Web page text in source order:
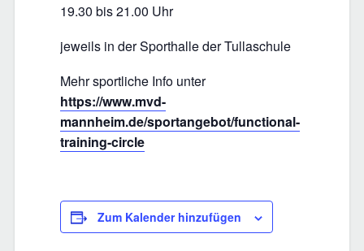
19.30 bis 21.00 Uhr
jeweils in der Sporthalle der Tullaschule
Mehr sportliche Info unter
https://www.mvd-
mannheim.de/sportangebot/functional-
training-circle
Zum Kalender hinzufügen